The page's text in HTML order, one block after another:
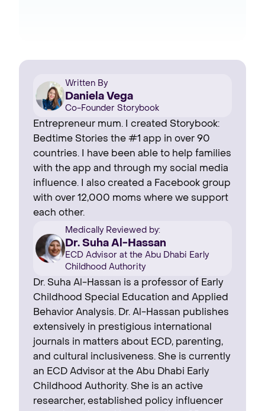
Written By
Daniela Vega
Co-Founder Storybook
Entrepreneur mum. I created Storybook:
Bedtime Stories the #1 app in over 90
countries. I have been able to help families
with the app and through my social media
influence. I also created a Facebook group
with over 12,000 moms where we support
each other.
Medically Reviewed by:
Dr. Suha Al-Hassan
ECD Advisor at the Abu Dhabi Early
Childhood Authority
Dr. Suha Al-Hassan is a professor of Early
Childhood Special Education and Applied
Behavior Analysis. Dr. Al-Hassan publishes
extensively in prestigious international
journals in matters about ECD, parenting,
and cultural inclusiveness. She is currently
an ECD Advisor at the Abu Dhabi Early
Childhood Authority. She is an active
researcher, established policy influencer